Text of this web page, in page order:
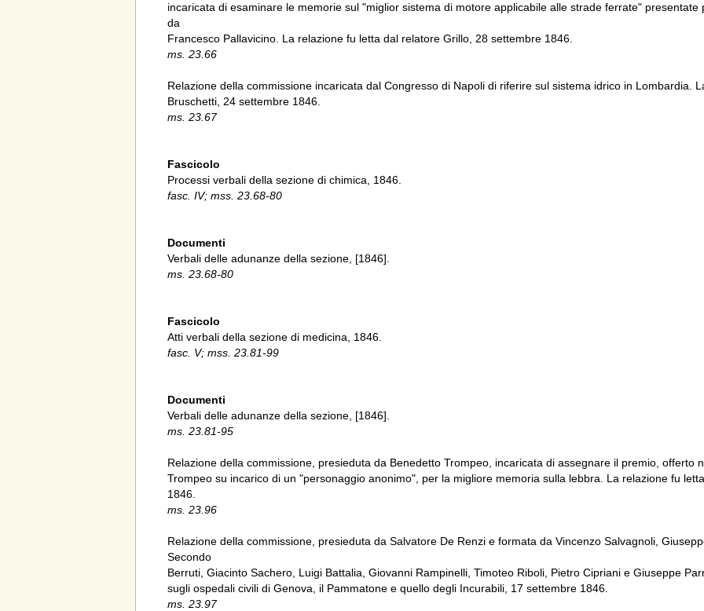
incaricata di esaminare le memorie sul "miglior sistema di motore applicabile alle strade ferrate"
da
Francesco Pallavicino. La relazione fu letta dal relatore Grillo, 28 settembre 1846.
ms. 23.66
Relazione della commissione incaricata dal Congresso di Napoli di riferire sul sistema idrico in Lombardia.
Bruschetti, 24 settembre 1846.
ms. 23.67
Fascicolo
Processi verbali della sezione di chimica, 1846.
fasc. IV; mss. 23.68-80
Documenti
Verbali delle adunanze della sezione, [1846].
ms. 23.68-80
Fascicolo
Atti verbali della sezione di medicina, 1846.
fasc. V; mss. 23.81-99
Documenti
Verbali delle adunanze della sezione, [1846].
ms. 23.81-95
Relazione della commissione, presieduta da Benedetto Trompeo, incaricata di assegnare il premio, offerto
Trompeo su incarico di un "personaggio anonimo", per la migliore memoria sulla lebbra. La relazione fu
1846.
ms. 23.96
Relazione della commissione, presieduta da Salvatore De Renzi e formata da Vincenzo Salvagnoli,
Secondo
Berruti, Giacinto Sachero, Luigi Battalia, Giovanni Rampinelli, Timoteo Riboli, Pietro Cipriani e Giuseppe
sugli ospedali civili di Genova, il Pammatone e quello degli Incurabili, 17 settembre 1846.
ms. 23.97